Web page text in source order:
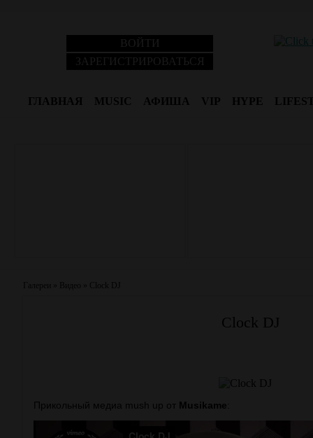
ВОЙТИ
ЗАРЕГИСТРИРОВАТЬСЯ
ГЛАВНАЯ MUSIC АФИША VIP HYPE
Галереи » Видео » Clock DJ
Clock DJ
Прикольный медиа mush up от Musikame